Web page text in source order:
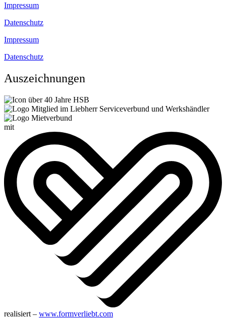
Impressum
Datenschutz
Impressum
Datenschutz
Auszeichnungen
mit
realisiert – www.formverliebt.com